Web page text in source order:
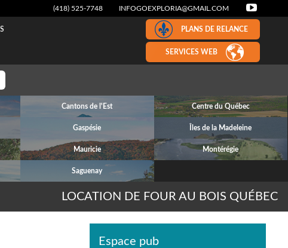
(418) 525-7748 INFOGOEXPLORIA@GMAIL.COM
PLANS DE RELANCE
SERVICES WEB
Cantons de l'Est Centre du Québec
Gaspésie Îles de la Madeleine
Mauricie Montérégie
Saguenay
LOCATION DE FOUR AU BOIS QUÉBEC
Espace pub